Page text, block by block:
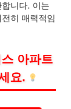
니다. 이는
히 매력적임
아파트
요.